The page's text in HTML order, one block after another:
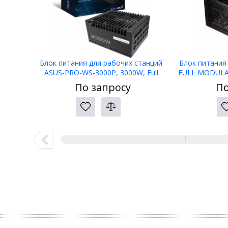
Блок питания для рабочих станций
ASUS-PRO-WS-3000P, 3000W, Full
Modular, 80+ PLATINUM, BOX
По запросу
Блок питания
FULL
APFC,